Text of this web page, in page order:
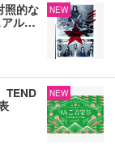
照的な
アル…
NEW
TEND
NEW